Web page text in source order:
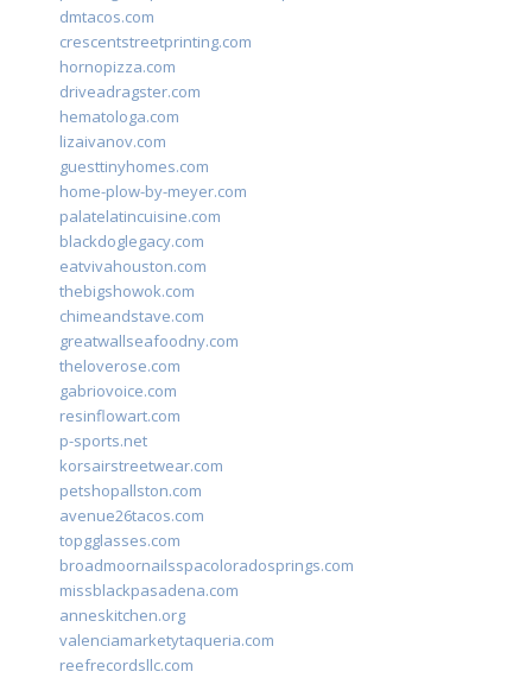
dmtacos.com
crescentstreetprinting.com
hornopizza.com
driveadragster.com
hematologa.com
lizaivanov.com
guesttinyhomes.com
home-plow-by-meyer.com
palatelatincuisine.com
blackdoglegacy.com
eatvivahouston.com
thebigshowok.com
chimeandstave.com
greatwallseafoodny.com
theloverose.com
gabriovoice.com
resinflowart.com
p-sports.net
korsairstreetwear.com
petshopallston.com
avenue26tacos.com
topgglasses.com
broadmoornailsspacoloradosprings.com
missblackpasadena.com
anneskitchen.org
valenciamarketytaqueria.com
reefrecordsllc.com